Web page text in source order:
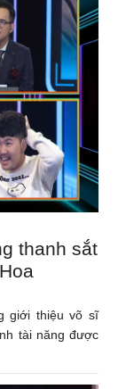
thanh sắt
giới thiệu võ sĩ
tài năng được